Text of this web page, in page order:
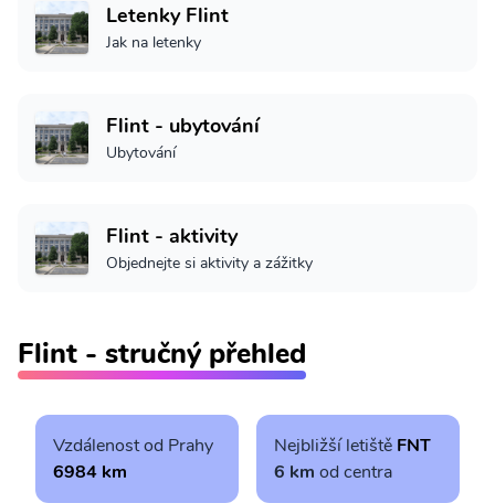
Letenky Flint
Jak na letenky
Flint - ubytování
Ubytování
Flint - aktivity
Objednejte si aktivity a zážitky
Flint - stručný přehled
Vzdálenost od Prahy
6984 km
Nejbližší letiště FNT
6 km od centra